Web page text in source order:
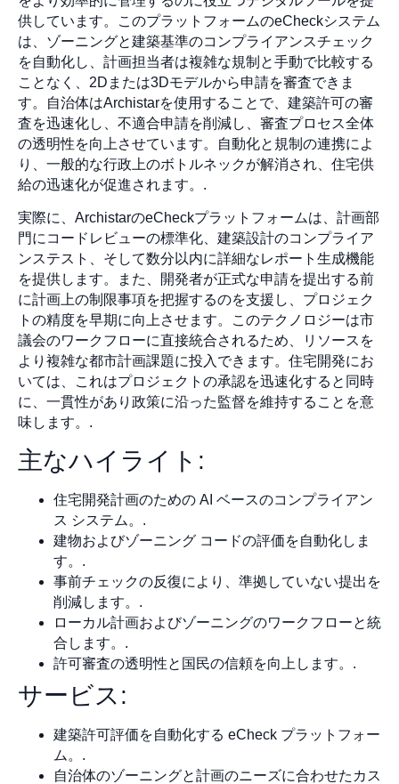
供しています。このプラットフォームのeCheckシステム
は、ゾーニングと建築基準のコンプライアンスチェック
を自動化し、計画担当者は複雑な規制と手動で比較する
ことなく、2Dまたは3Dモデルから申請を審査できま
す。自治体はArchistarを使用することで、建築許可の審
査を迅速化し、不適合申請を削減し、審査プロセス全体
の透明性を向上させています。自動化と規制の連携によ
り、一般的な行政上のボトルネックが解消され、住宅供
給の迅速化が促進されます。.
実際に、ArchistarのeCheckプラットフォームは、計画部
門にコードレビューの標準化、建築設計のコンプライア
ンステスト、そして数分以内に詳細なレポート生成機能
を提供します。また、開発者が正式な申請を提出する前
に計画上の制限事項を把握するのを支援し、プロジェク
トの精度を早期に向上させます。このテクノロジーは市
議会のワークフローに直接統合されるため、リソースを
より複雑な都市計画課題に投入できます。住宅開発にお
いては、これはプロジェクトの承認を迅速化すると同時
に、一貫性があり政策に沿った監督を維持することを意
味します。.
主なハイライト:
住宅開発計画のための AI ベースのコンプライアン
ス システム。.
建物およびゾーニング コードの評価を自動化しま
す。.
事前チェックの反復により、準拠していない提出を
削減します。.
ローカル計画およびゾーニングのワークフローと統
合します。.
許可審査の透明性と国民の信頼を向上します。.
サービス:
建築許可評価を自動化する eCheck プラットフォー
ム。.
自治体のゾーニングと計画のニーズに合わせたカス